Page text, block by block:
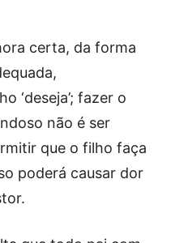
certa, da forma
‘deseja’; fazer o
não é ser
que o filho faça
poderá causar dor